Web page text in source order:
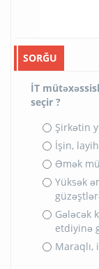
SORĞU
İT
seçir ?
Şirkətin
İşin,
Əmək
Yüksək
Gələcək
etdiyinə
Maraqlı,